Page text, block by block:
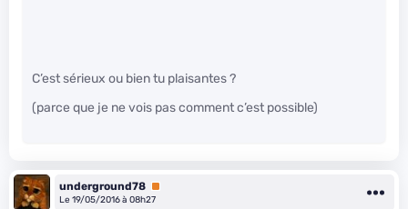
C’est sérieux ou bien tu plaisantes ?
(parce que je ne vois pas comment c’est possible)
underground78 Premium
Le 19/05/2016 à 08h27